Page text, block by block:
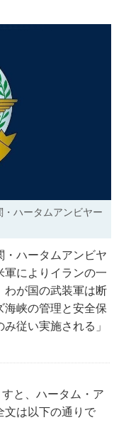
ハータムアンビヤー
ハータムアンビヤ
によりイランの一
が国の武装軍は断
峡の管理と安全保
従い実施される」
と、ハータム・ア
文は以下の通りで